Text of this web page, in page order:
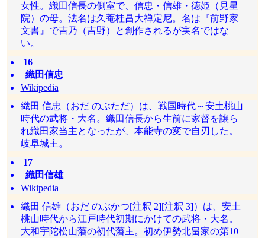
女性。織田信長の側室で、信忠・信雄・徳姫（見星
院）の母。法名は久菴桂昌大禅定尼。名は『前野家
文書』で吉乃（吉野）と創作されるが実名ではな
い。
16
織田信忠
Wikipedia
織田 信忠（おだ のぶただ）は、戦国時代～安土桃山
時代の武将・大名。織田信長から生前に家督を譲ら
れ織田家当主となったが、本能寺の変で自刃した。
岐阜城主。
17
織田信雄
Wikipedia
織田 信雄（おだ のぶかつ[注釈 2][注釈 3]）は、安土
桃山時代から江戸時代初期にかけての武将・大名。
大和宇陀松山藩の初代藩主。初め伊勢北畠家の第10